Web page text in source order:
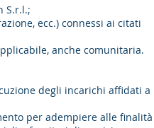
S.r.l.;
ecc.) connessi ai citati
anche comunitaria.
degli incarichi affidati a
per adempiere alle finalità